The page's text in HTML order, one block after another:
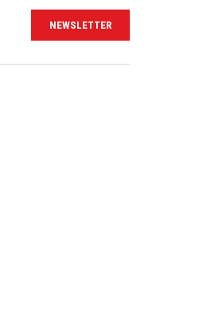
NEWSLETTER